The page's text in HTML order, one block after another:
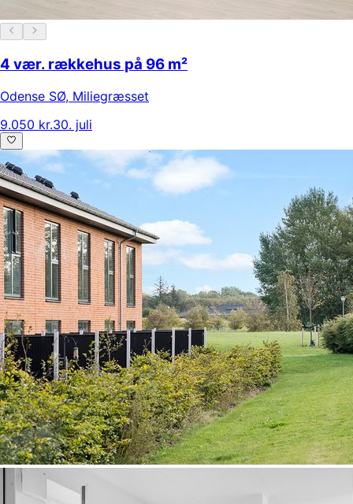
4 vær. rækkehus på 96 m²
Odense SØ, Miliegræsset
9.050 kr.30. juli